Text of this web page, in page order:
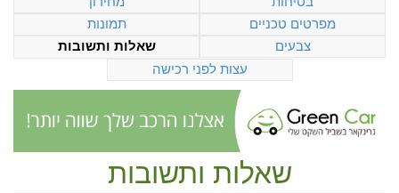
מפרטים טכניים
תמונות
צבעים
שאלות ותשובות
עצות לפני רכישה
שאלות ותשובות